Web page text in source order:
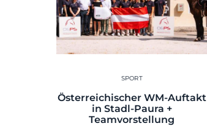
SPORT
Österreichischer WM-Auftakt
in Stadl-Paura +
Teamvorstellung